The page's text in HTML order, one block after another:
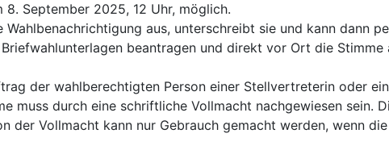
September 2025, 12 Uhr, möglich.
aus, unterschreibt sie und kann dann
Briefwahlunterlagen beantragen und direkt vor Ort die
der wahlberechtigten Person einer Stellvertreterin oder
muss durch eine schriftliche Vollmacht nachgewiesen sein.
der Vollmacht kann nur Gebrauch gemacht werden, wenn